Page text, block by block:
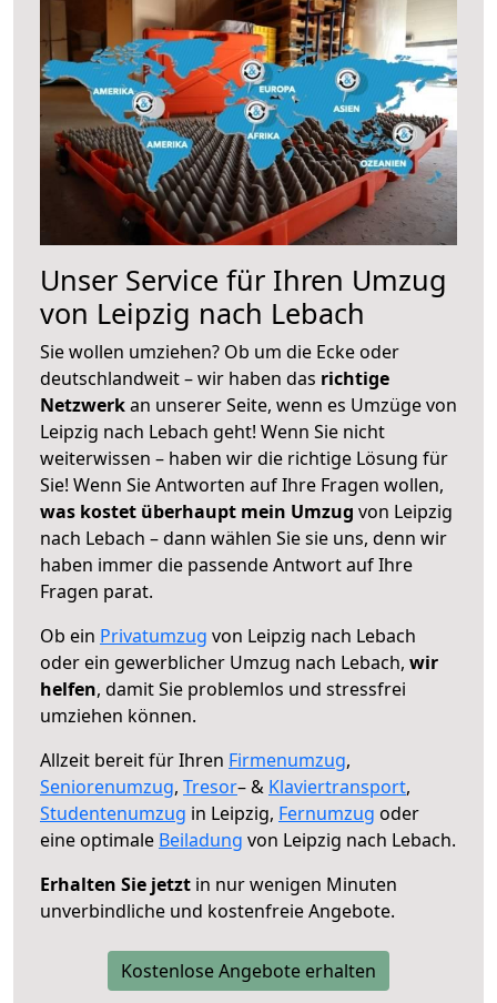
Unser Service für Ihren Umzug
von Leipzig nach Lebach
Sie wollen umziehen? Ob um die Ecke oder
deutschlandweit – wir haben das richtige
Netzwerkan unserer Seite, wenn es Umzüge von
Leipzig nach Lebach geht! Wenn Sie nicht
weiterwissen – haben wir die richtige Lösung für
Sie! Wenn Sie Antworten auf Ihre Fragen wollen,
was kostet überhaupt mein Umzug von Leipzig
nach Lebach – dann wählen Sie sie uns, denn wir
haben immer die passende Antwort auf Ihre
Fragen parat.
Ob ein Privatumzug von Leipzig nach Lebach
oder ein gewerblicher Umzug nach Lebach, wir
helfen, damit Sie problemlos und stressfrei
umziehen können.
Allzeit bereit für Ihren Firmenumzug,
Seniorenumzug, Tresor– & Klaviertransport,
Studentenumzug in Leipzig, Fernumzug oder
eine optimale Beiladung von Leipzig nach Lebach.
Erhalten Sie jetzt in nur wenigen Minuten
unverbindliche und kostenfreie Angebote.
Kostenlose Angebote erhalten